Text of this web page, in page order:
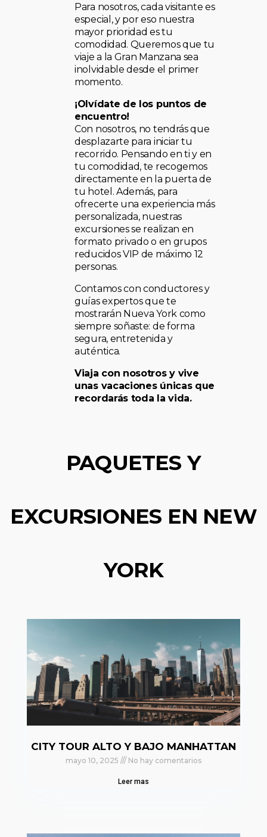
Para nosotros, cada visitante es
especial, y por eso nuestra
mayor prioridad es tu
comodidad. Queremos que tu
viaje a la Gran Manzana sea
inolvidable desde el primer
momento.
¡Olvídate de los puntos de
encuentro!
Con nosotros, no tendrás que
desplazarte para iniciar tu
recorrido. Pensando en ti y en
tu comodidad, te recogemos
directamente en la puerta de
tu hotel. Además, para
ofrecerte una experiencia más
personalizada, nuestras
excursiones se realizan en
formato privado o en grupos
reducidos VIP de máximo 12
personas.
Contamos con conductores y
guías expertos que te
mostrarán Nueva York como
siempre soñaste: de forma
segura, entretenida y
auténtica.
Viaja con nosotros y vive
unas vacaciones únicas que
recordarás toda la vida.
PAQUETES Y
EXCURSIONES EN NEW
YORK
CITY TOUR ALTO Y BAJO MANHATTAN
mayo 10, 2025 No hay comentarios
Leer mas